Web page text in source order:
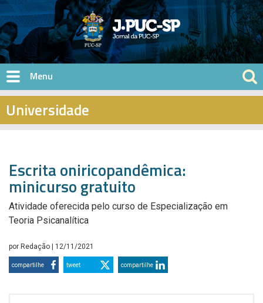
Pular para o conteúdo principal
Universidade
Escrita oniricopandêmica:
minicurso gratuito
Atividade oferecida pelo curso de Especialização em
Teoria Psicanalítica
por Redação | 12/11/2021
compartilhe tweet compartilhe